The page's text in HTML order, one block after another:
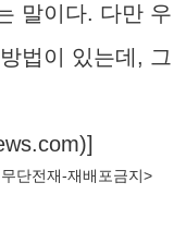
말이다. 다만 우
법이 있는데, 그
)]
단전재-재배포금지>